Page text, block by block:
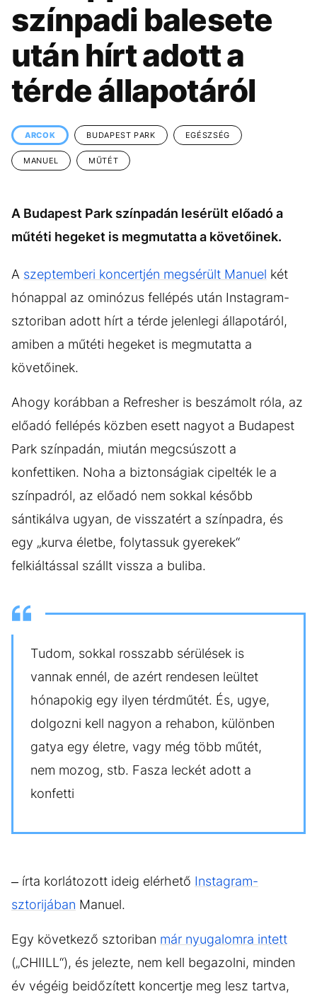
KÖZÉLET
ÉLETMÓD DESIGN
BESZÉLGETÉSEK ARCOK
VIDEÓ TÖRTÉNETEK
színpadi balesete
után hírt adott a
térde állapotáról
ARCOK BUDAPEST PARK EGÉSZSÉG
MANUEL MŰTÉT
A Budapest Park színpadán lesérült előadó a
műtéti hegeket is megmutatta a követőinek.
A szeptemberi koncertjén megsérült Manuel két
hónappal az ominózus fellépés után Instagram-
sztoriban adott hírt a térde jelenlegi állapotáról,
amiben a műtéti hegeket is megmutatta a
követőinek.
Ahogy korábban a Refresher is beszámolt róla, az
előadó fellépés közben esett nagyot a Budapest
Park színpadán, miután megcsúszott a
konfettiken. Noha a biztonságiak cipelték le a
színpadról, az előadó nem sokkal később
sántikálva ugyan, de visszatért a színpadra, és
egy „kurva életbe, folytassuk gyerekek“
felkiáltással szállt vissza a buliba.
Tudom, sokkal rosszabb sérülések is
vannak ennél, de azért rendesen leültet
hónapokig egy ilyen térdműtét. És, ugye,
dolgozni kell nagyon a rehabon, különben
gatya egy életre, vagy még több műtét,
nem mozog, stb. Fasza leckét adott a
konfetti
– írta korlátozott ideig elérhető Instagram-
sztorijában Manuel.
Egy következő sztoriban már nyugalomra intett
(„CHIILL“), és jelezte, nem kell begazolni, minden
év végéig beidőzített koncertje meg lesz tartva,